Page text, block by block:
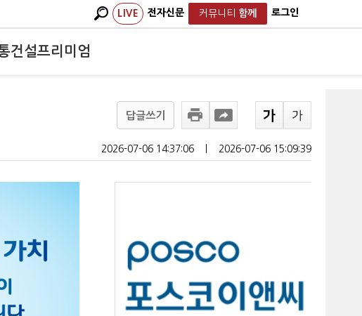
LIVE 전자신문 커뮤니티 함께 로그인
건설프리미엄
답글쓰기
2026-07-06 14:37:06 2026-07-06 15:09:39